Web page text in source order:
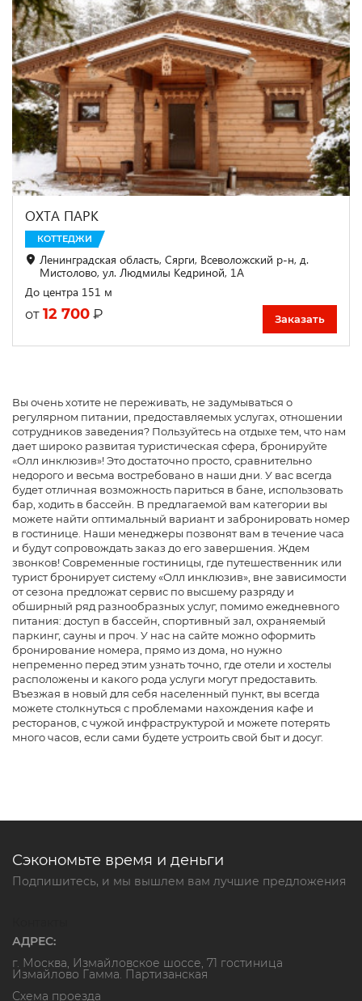
ОХТА ПАРК
КОТТЕДЖИ
Ленинградская область, Сярги, Всеволожский р-н, д.
Мистолово, ул. Людмилы Кедриной, 1А
До центра 151 м
от 12 700 ₽ Заказать
Вы очень хотите не переживать, не задумываться о
регулярном питании, предоставляемых услугах, отношении
сотрудников заведения? Пользуйтесь на отдыхе тем, что нам
дает широко развитая туристическая сфера, бронируйте
«Олл инклюзив»! Это достаточно просто, сравнительно
недорого и весьма востребовано в наши дни. У вас всегда
будет отличная возможность париться в бане, использовать
бар, ходить в бассейн. В предлагаемой вам категории вы
можете найти оптимальный вариант и забронировать номер
в гостинице. Наши менеджеры позвонят вам в течение часа
и будут сопровождать заказ до его завершения. Ждем
звонков! Современные гостиницы, где путешественник или
турист бронирует систему «Олл инклюзив», вне зависимости
от сезона предложат сервис по высшему разряду и
обширный ряд разнообразных услуг, помимо ежедневного
питания: доступ в бассейн, спортивный зал, охраняемый
паркинг, сауны и проч. У нас на сайте можно оформить
бронирование номера, прямо из дома, но нужно
непременно перед этим узнать точно, где отели и хостелы
расположены и какого рода услуги могут предоставить.
Въезжая в новый для себя населенный пункт, вы всегда
можете столкнуться с проблемами нахождения кафе и
ресторанов, с чужой инфраструктурой и можете потерять
много часов, если сами будете устроить свой быт и досуг.
Сэкономьте время и деньги
Подпишитесь, и мы вышлем вам лучшие предложения
АДРЕС:
г. Москва, Измайловское шоссе, 71 гостиница
Измайлово Гамма. Партизанская
Схема проезда